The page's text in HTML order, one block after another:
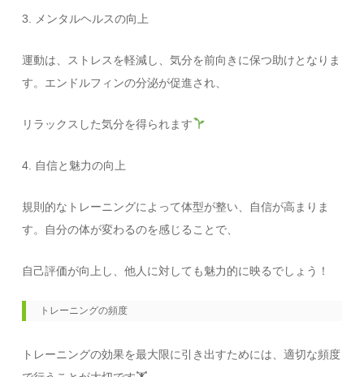
3. メンタルヘルスの向上
運動は、ストレスを軽減し、気分を前向きに保つ助けとなりま
す。エンドルフィンの分泌が促進され、
リラックスした気分を得られます
4. 自信と魅力の向上
規則的なトレーニングによって体型が整い、自信が高まりま
す。自分の体が変わるのを感じることで、
自己評価が向上し、他人に対しても魅力的に映るでしょう！
トレーニングの頻度
トレーニングの効果を最大限に引き出すためには、適切な頻度